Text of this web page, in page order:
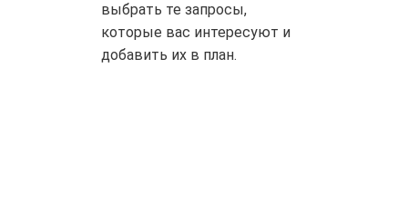
выбрать те запросы,
которые вас интересуют и
добавить их в план.